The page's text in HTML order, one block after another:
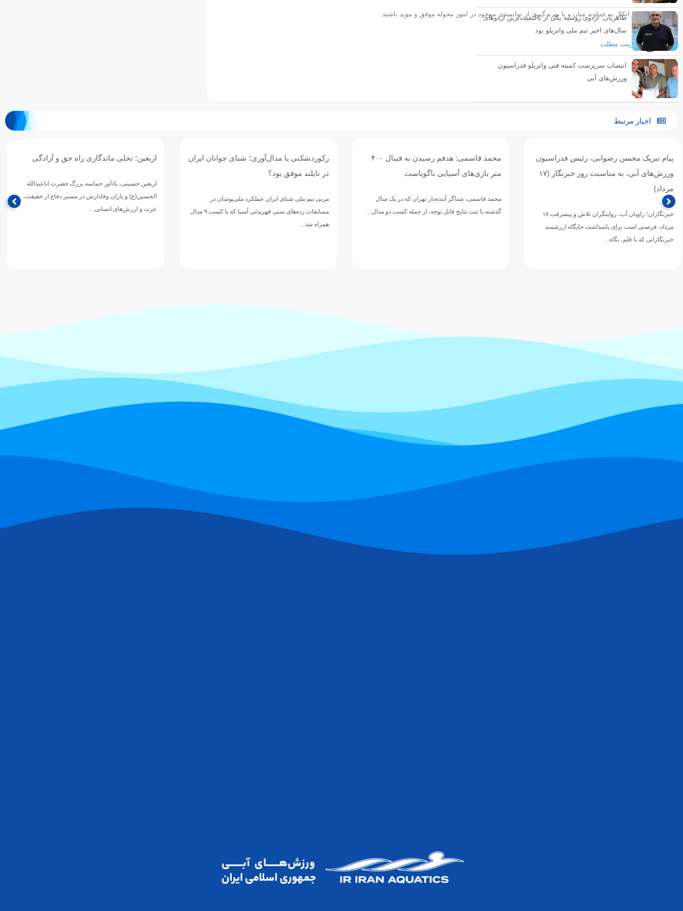
امید است با اتکال به خداوند منان و با بهره گیری از توانمندی موجود در امور محوله موفق و موید باشید.
پرینت مطلب
طاهریان: اردوی روسیه یکی از باکیفیت‌ترین اردوهای
سال‌های اخیر تیم ملی واترپلو بود
انتصاب سرپرست کمیته فنی واترپلو فدراسیون
ورزش‌های آبی
اخبار مرتبط
محمد قاسمی: هدفم رسیدن به فینال ۴۰۰
متر بازی‌های آسیایی ناگویاست
محمد قاسمی، شناگر آینده‌دار تهران که در یک سال
گذشته با ثبت نتایج قابل توجه، از جمله کسب دو مدال…
رکوردشکنی یا مدال‌آوری؛ شنای جوانان ایران
در تایلند موفق بود؟
مربی تیم ملی شنای ایران عملکرد ملی‌پوشان در
مسابقات رده‌های سنی قهرمانی آسیا که با کسب ۹ مدال
اربعین؛ تجلی ماندگاری راه حق و آزادگی
الحسین(ع) و یاران وفادارش در مسیر دفاع از حقیقت،
عزت و ارزش‌های انسانی…
طاهریان: اردوی روسیه یکی از باکیفیت‌ترین
سرپرست تیم ملی واترپلوی ایران، اردوی آماده‌سازی این
تیم در کمپ تیم‌های ملی روسیه واقع در شهر پودولسک را